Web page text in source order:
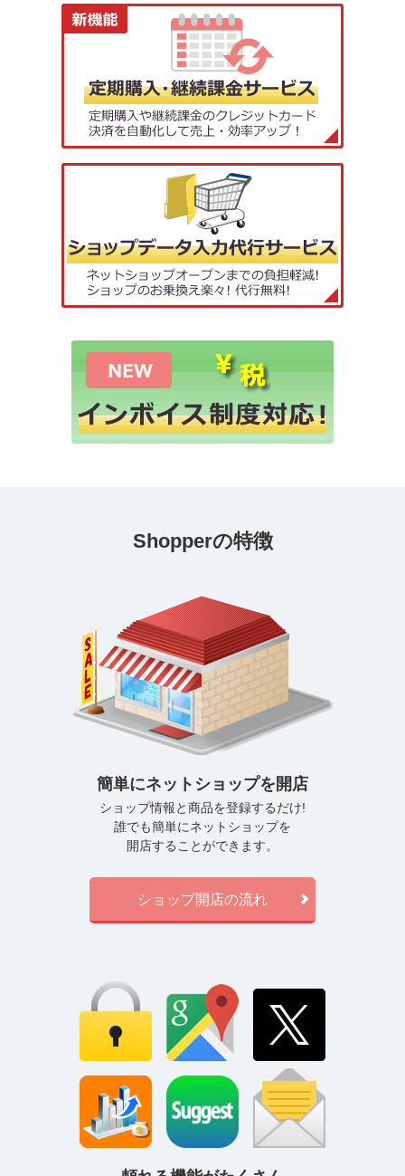
Shopperの特徴
簡単にネットショップを開店
ショップ情報と商品を登録するだけ!
誰でも簡単にネットショップを
開店することができます。
ショップ開店の流れ